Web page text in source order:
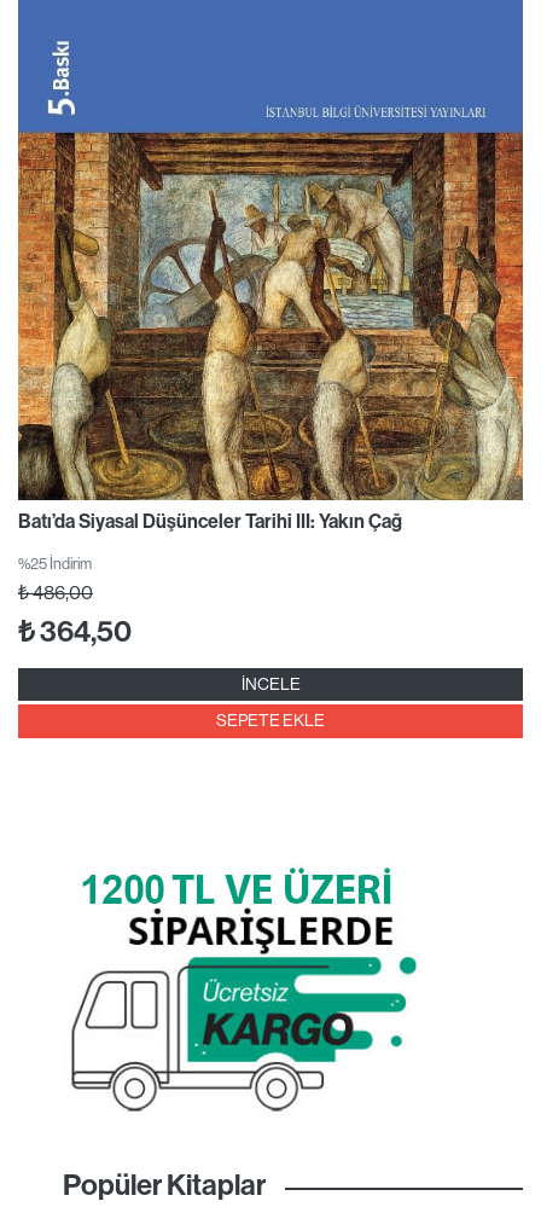
Batı’da Siyasal Düşünceler Tarihi III: Yakın Çağ
%25 İndirim
₺486,00
₺364,50
İNCELE
SEPETE EKLE
Popüler Kitaplar